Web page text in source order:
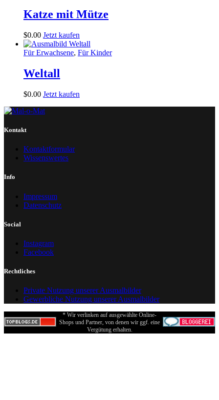
Katze mit Mütze
$0.00 Jetzt kaufen
Für Erwachsene, Für Kinder
Weltall
$0.00 Jetzt kaufen
Kontakt
Kontaktformular
Wissenswertes
Info
Impressum
Datenschutz
Social
Instagram
Facebook
Rechtliches
Private Nutzung unserer Ausmalbilder
Gewerbliche Nutzung unserer Ausmalbilder
* Wir verlinken auf ausgewählte Online-
Shops und Partner, von denen wir ggf. eine
Vergütung erhalten.